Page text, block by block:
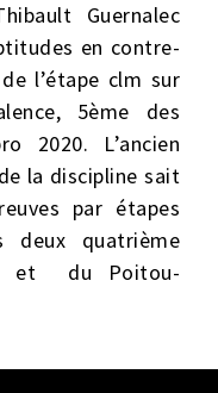
Guernalec
en contre-
l’étape clm sur
5ème des
2020. L’ancien
la discipline sait
par étapes
deux quatrième
et du Poitou-